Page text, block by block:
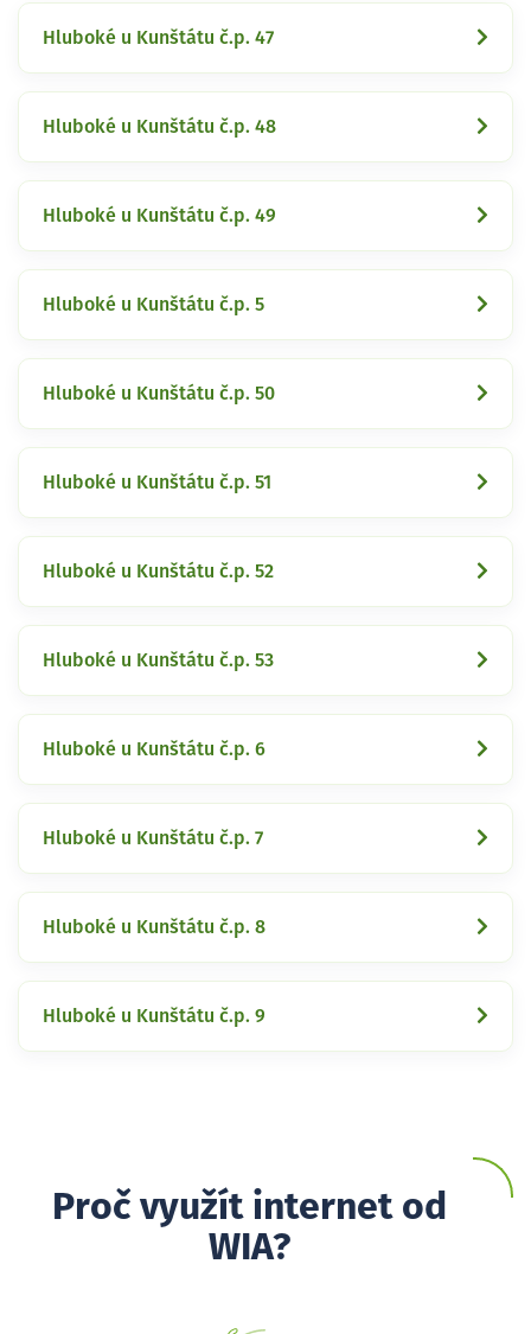
Hluboké u Kunštátu č.p. 47
Hluboké u Kunštátu č.p. 48
Hluboké u Kunštátu č.p. 49
Hluboké u Kunštátu č.p. 5
Hluboké u Kunštátu č.p. 50
Hluboké u Kunštátu č.p. 51
Hluboké u Kunštátu č.p. 52
Hluboké u Kunštátu č.p. 53
Hluboké u Kunštátu č.p. 6
Hluboké u Kunštátu č.p. 7
Hluboké u Kunštátu č.p. 8
Hluboké u Kunštátu č.p. 9
Proč využít internet od
WIA?